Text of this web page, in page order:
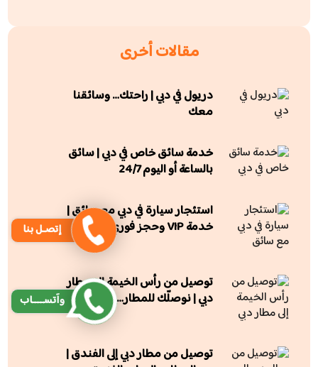
مقالات أخرى
دريول في دبي | راحتك… وسائقنا
معك
خدمة سائق خاص في دبي | سائق
بالساعة أو اليوم 24/7
استئجار سيارة في دبي مع سائق |
خدمة VIP وحجز فوري
توصيل من رأس الخيمة إلى مطار
دبي | نوصلّك للمطار… بدون توتر
توصيل من مطار دبي إلى الفندق |
إتصـل بنا
وآتســــاب